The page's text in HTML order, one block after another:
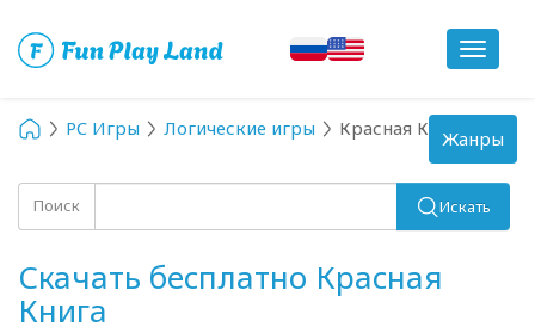
Toggle
PC Игры Логические игры Красная Книга
Поиск Искать
Скачать бесплатно Красная
Книга
Toggle
navigation
Жанры